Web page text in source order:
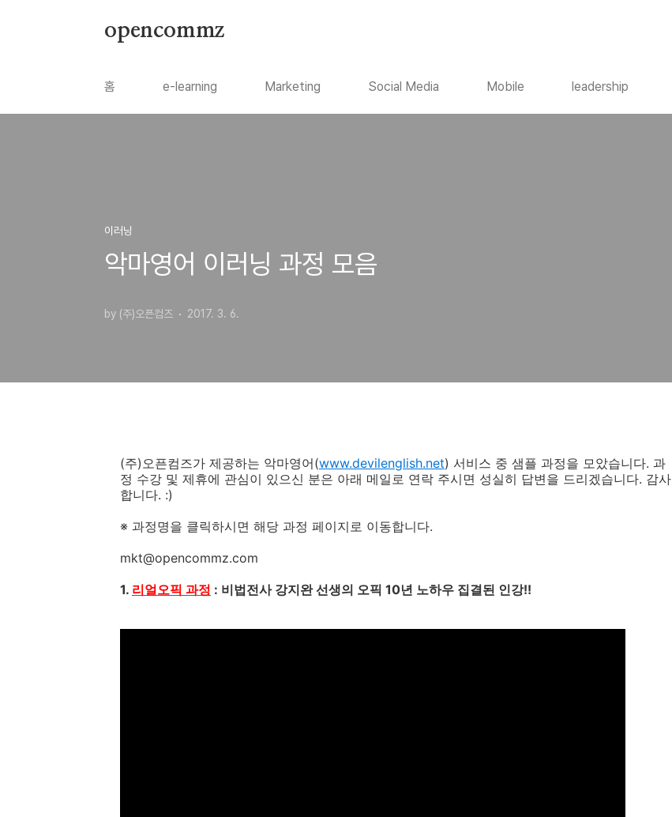
opencommz
홈 e-learning Marketing Social Media Mobile leadership
이러닝
악마영어 이러닝 과정 모음
by (주)오픈컴즈 2017. 3. 6.
(주)오픈컴즈가 제공하는 악마영어(www.devilenglish.net) 서비스 중 샘플 과정을 모았습니다. 과
정 수강 및 제휴에 관심이 있으신 분은 아래 메일로 연락 주시면 성실히 답변을 드리겠습니다. 감사
합니다. :)
※ 과정명을 클릭하시면 해당 과정 페이지로 이동합니다.
mkt@opencommz.com
1. 리얼오픽 과정 : 비법전사 강지완 선생의 오픽 10년 노하우 집결된 인강!!